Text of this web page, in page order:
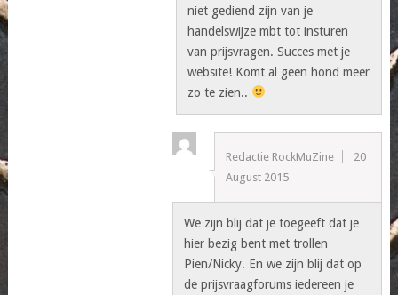
niet gediend zijn van je
handelswijze mbt tot insturen
van prijsvragen. Succes met je
website! Komt al geen hond meer
zo te zien..
Redactie RockMuZine
20
August 2015
We zijn blij dat je toegeeft dat je
hier bezig bent met trollen
Pien/Nicky. En we zijn blij dat op
de prijsvraagforums iedereen je